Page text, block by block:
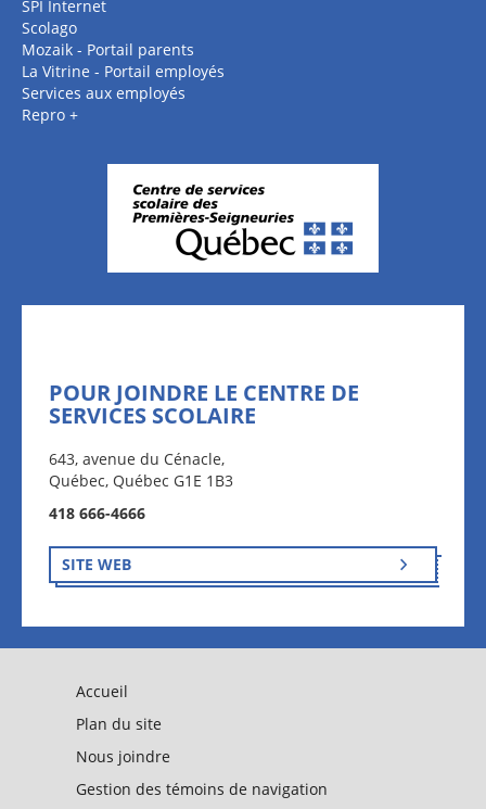
SPI Internet
Scolago
Mozaik - Portail parents
La Vitrine - Portail employés
Services aux employés
Repro +
POUR JOINDRE LE CENTRE DE
SERVICES SCOLAIRE
643, avenue du Cénacle,
Québec, Québec G1E 1B3
418 666-4666
SITE WEB
Accueil
Plan du site
Nous joindre
Gestion des témoins de navigation